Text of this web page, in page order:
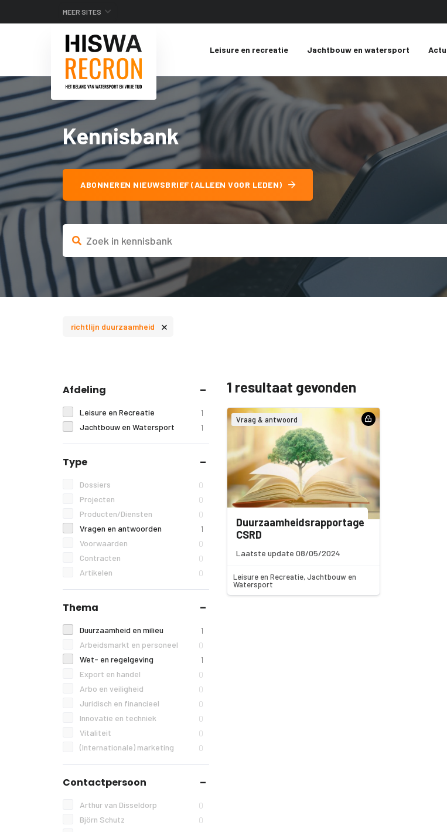
MEER SITES
Leisure en recreatie Jachtbouw en watersport
Kennisbank
ABONNEREN NIEUWSBRIEF (ALLEEN VOOR LEDEN)
richtlijn duurzaamheid ×
Afdeling
Leisure en Recreatie 1
Jachtbouw en Watersport 1
Type
Dossiers 0
Projecten 0
Producten/Diensten 0
Vragen en antwoorden 1
Voorwaarden 0
Contracten 0
Artikelen 0
Thema
Duurzaamheid en milieu 1
Arbeidsmarkt en personeel 0
Wet- en regelgeving 1
Export en handel 0
Arbo en veiligheid 0
Juridisch en financieel 0
Innovatie en techniek 0
Vitaliteit 0
(Internationale) marketing 0
Contactpersoon
Arthur van Disseldorp 0
Björn Schutz 0
1 resultaat gevonden
Vraag & antwoord
Duurzaamheidsrapportage
CSRD
Laatste update 08/05/2024
Leisure en Recreatie, Jachtbouw en
Watersport